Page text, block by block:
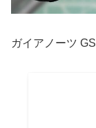
ガイアノーツ